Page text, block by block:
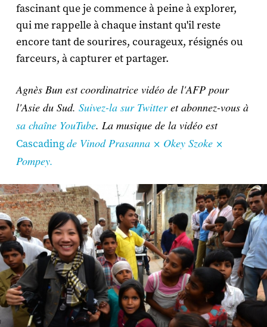
fascinant que je commence à peine à explorer,
qui me rappelle à chaque instant qu'il reste
encore tant de sourires, courageux, résignés ou
farceurs, à capturer et partager.
Agnès Bun est coordinatrice vidéo de l'AFP pour
l'Asie du Sud. Suivez-la sur Twitteret abonnez-vous à
sa chaîne YouTube. La musique de la vidéo est
Cascadingde Vinod Prasanna × Okey Szoke ×
Pompey.